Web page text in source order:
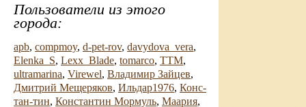
Пользователи из этого
города:
apb, compmoy, d-pet-rov, davydova_vera,
Elenka_S, Lexx_Blade, tomarco, TTM,
ultramarina, Virewel, Владимир Зайцев,
Дмитрий Мещеряков, Ильдар1976, Конс-
тан-тин, Константин Мормуль, Маария,